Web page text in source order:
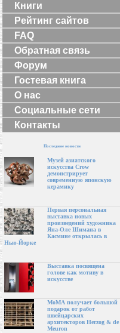
Книги
Рейтинг сайтов
FAQ
Обратная связь
Форум
Гостевая книга
О нас
Социальные сети
Контакты
Последние новости
Музей азиатского
искусства Crow
демонстрирует
современную японскую
керамику
Первая персональная
выставка новых
произведений художника
Яна-Оле Шимана в
Касмине открылась в
Нью-Йорке
Выставка посвящена
голове как мотиву в
искусстве
МоМА получает большой
подарок от работ
швейцарских
архитекторов Herzog & de
Meuron